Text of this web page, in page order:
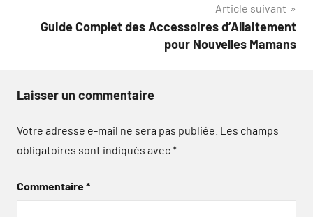
Article suivant
Guide Complet des Accessoires d’Allaitement
pour Nouvelles Mamans
Laisser un commentaire
Votre adresse e-mail ne sera pas publiée. Les champs
obligatoires sont indiqués avec*
Commentaire*